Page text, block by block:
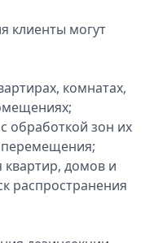
клиенты могут
комнатах,
с обработкой зон их
квартир, домов и
распространения